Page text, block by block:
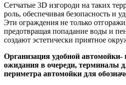
Сетчатые 3D изгороди на таких
роль, обеспечивая безопасность и
Эти ограждения не только
предотвращая попадание воды и
создают эстетически приятное
Организация удобной
ожидания в очереди, терминалы
периметра автомойки для